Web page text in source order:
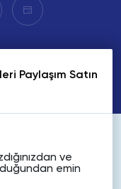
Paylaşım Satın
ve
emin